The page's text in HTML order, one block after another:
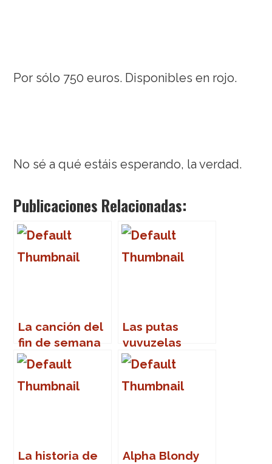
Por sólo 750 euros. Disponibles en rojo.
No sé a qué estáis esperando, la verdad.
Publicaciones Relacionadas:
La canción del
fin de semana
Las putas
vuvuzelas
La historia de
Alpha Blondy